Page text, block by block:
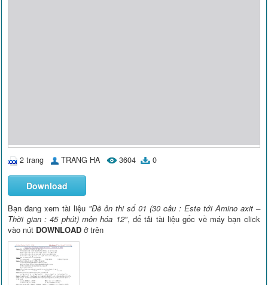
2 trang TRANG HA 3604 0
Download
Bạn đang xem tài liệu "Đề ôn thi số 01 (30 câu : Este tới Amino axit –
Thời gian : 45 phút) môn hóa 12", để tải tài liệu gốc về máy bạn click
vào nút DOWNLOAD ở trên